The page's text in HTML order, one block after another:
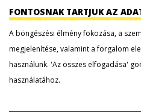
Dél-Amerikának
egyik legnépszerűbb
a világ legnagyobb
született a Nobel-díjas
az országnak
Tovább a
FONTOSNAK TARTJUK AZ
A böngészési élmény fokozása, a
megjelenítése, valamint a forgalom
használunk. 'Az összes elfogadása'
használatához.